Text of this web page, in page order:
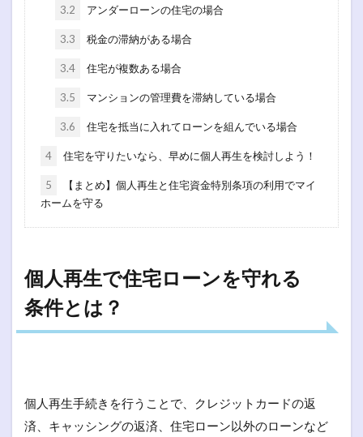
3.2 アンダーローンの住宅の場合
3.3 税金の滞納がある場合
3.4 住宅が複数ある場合
3.5 マンションの管理費を滞納している場合
3.6 住宅を抵当に入れてローンを組んでいる場合
4 住宅を守りたいなら、早めに個人再生を検討しよう！
5
【まとめ】個人再生と住宅資金特別条項の利用でマイ
ホームを守る
個人再生で住宅ローンを守れる
条件とは？
個人再生手続きを行うことで、クレジットカードの返
済、キャッシングの返済、住宅ローン以外のローンなど